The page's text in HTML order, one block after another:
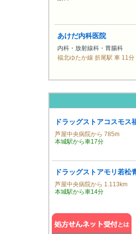
あけだ内科医院
内科・放射線科・胃腸科
福北ゆたか線 折尾駅 車 11分
ドラッグストアコスモス
芦屋中央病院から 785m
本城駅から車17分
ドラッグストアモリ若松
芦屋中央病院から 1.113km
本城駅から車14分